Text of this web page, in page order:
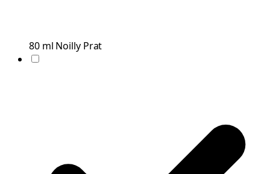
80 ml Noilly Prat